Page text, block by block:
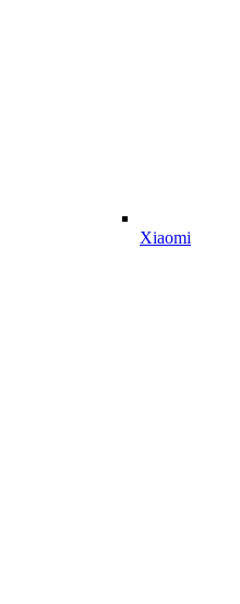
Xiaomi